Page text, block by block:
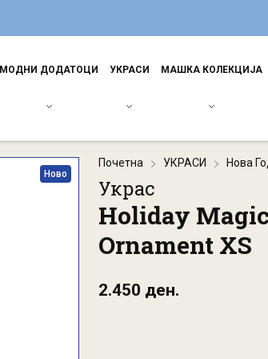
МОДНИ ДОДАТОЦИ УКРАСИ МАШКА КОЛЕКЦИЈА
Ново
Почетна УКРАСИ Нова
Украс
Holiday
Ornament XS
2.450 ден.